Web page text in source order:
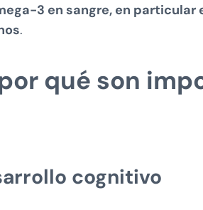
3 en sangre, en particular
.
qué son
cognitivo